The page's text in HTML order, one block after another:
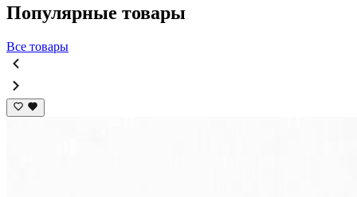
Популярные товары
Все товары